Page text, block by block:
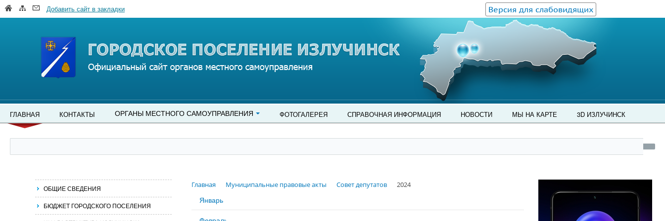
Версия для слабовидящих
Добавить сайт в закладки
ГЛАВНАЯ КОНТАКТЫ ОРГАНЫ МЕСТНОГО САМОУПРАВЛЕНИЯ ФОТОГАЛЕРЕЯ СПРАВОЧНАЯ ИНФОРМАЦИЯ НОВОСТИ МЫ НА КАРТЕ 3D ИЗЛУЧИНСК
Главная Муниципальные правовые акты Совет депутатов 2024
Январь
ОБЩИЕ СВЕДЕНИЯ
БЮДЖЕТ ГОРОДСКОГО ПОСЕЛЕНИЯ